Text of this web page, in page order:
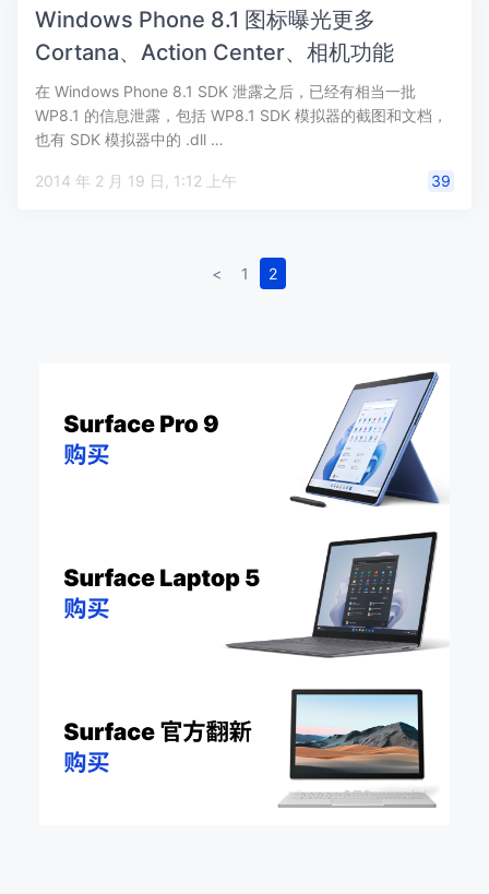
Windows Phone 8.1 图标曝光更多
Cortana、Action Center、相机功能
在 Windows Phone 8.1 SDK 泄露之后，已经有相当一批
WP8.1 的信息泄露，包括 WP8.1 SDK 模拟器的截图和文档，
也有 SDK 模拟器中的 .dll …
2014 年 2 月 19 日, 1:12 上午 39
< 1 2